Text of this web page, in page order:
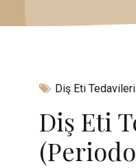
Diş Eti
Diş Eti